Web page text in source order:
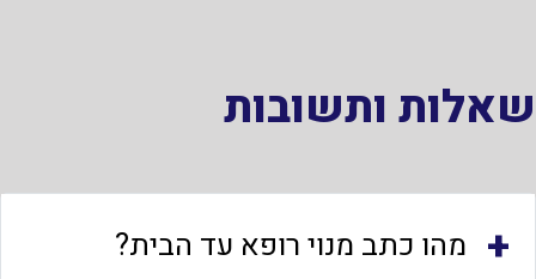
שאלות ותשובות
+ מהו כתב מנוי רופא עד הבית?